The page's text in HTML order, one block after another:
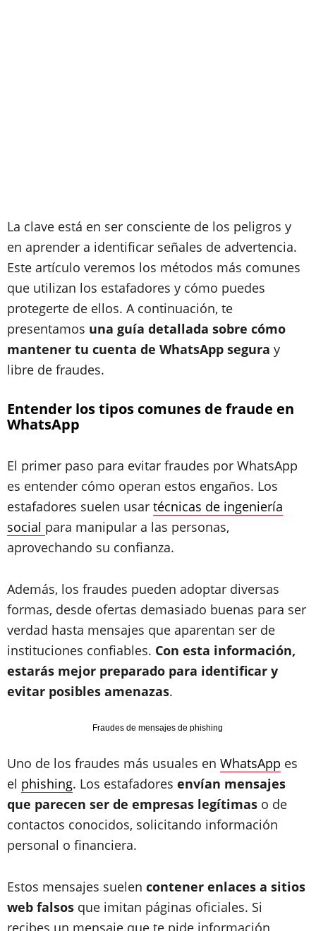
La clave está en ser consciente de los peligros y
en aprender a identificar señales de advertencia.
Este artículo veremos los métodos más comunes
que utilizan los estafadores y cómo puedes
protegerte de ellos. A continuación, te
presentamos una guía detallada sobre cómo
mantener tu cuenta de WhatsApp segura y
libre de fraudes.
Entender los tipos comunes de fraude en
WhatsApp
El primer paso para evitar fraudes por WhatsApp
es entender cómo operan estos engaños. Los
estafadores suelen usar técnicas de ingeniería
social para manipular a las personas,
aprovechando su confianza.
Además, los fraudes pueden adoptar diversas
formas, desde ofertas demasiado buenas para ser
verdad hasta mensajes que aparentan ser de
instituciones confiables. Con esta información,
estarás mejor preparado para identificar y
evitar posibles amenazas.
Fraudes de mensajes de phishing
Uno de los fraudes más usuales en WhatsApp es
el phishing. Los estafadores envían mensajes
que parecen ser de empresas legítimas o de
contactos conocidos, solicitando información
personal o financiera.
Estos mensajes suelen contener enlaces a sitios
web falsos que imitan páginas oficiales. Si
recibes un mensaje que te pide información